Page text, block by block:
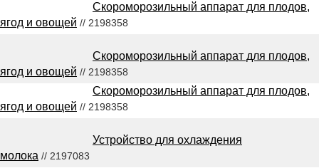
Скороморозильный аппарат для плодов,
ягод и овощей // 2198358
Скороморозильный аппарат для плодов,
ягод и овощей // 2198358
Скороморозильный аппарат для плодов,
ягод и овощей // 2198358
Устройство для охлаждения
молока // 2197083